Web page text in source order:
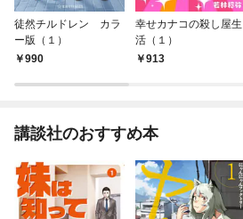
徒然チルドレン カラ
ー版（１）
990
幸せカナコの殺し屋生
活（１）
913
講談社のおすすめ本